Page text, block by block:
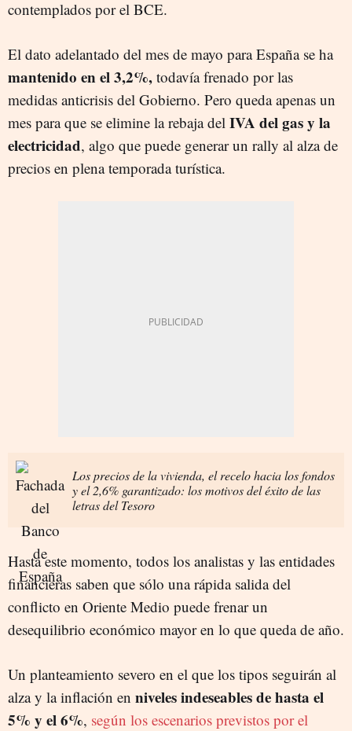
contemplados por el BCE.
El dato adelantado del mes de mayo para España se ha
mantenido en el 3,2%, todavía frenado por las
medidas anticrisis del Gobierno. Pero queda apenas un
mes para que se elimine la rebaja del IVA del gas y la
electricidad, algo que puede generar un rally al alza de
precios en plena temporada turística.
Los precios de la vivienda, el recelo hacia los fondos
y el 2,6% garantizado: los motivos del éxito de las
letras del Tesoro
Hasta este momento, todos los analistas y las entidades
financieras saben que sólo una rápida salida del
conflicto en Oriente Medio puede frenar un
desequilibrio económico mayor en lo que queda de año.
Un planteamiento severo en el que los tipos seguirán al
alza y la inflación en niveles indeseables de hasta el
5% y el 6%, según los escenarios previstos por el